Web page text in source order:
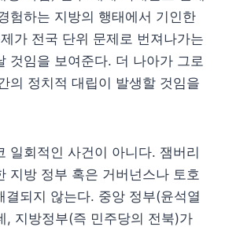
험하는 지방의 행태에서 기인한
가 전국 단위 문제로 번져나가는
것임을 보여준다. 더 나아가 그로
의 정치적 대립이 발생할 것임을
일회적인 사건이 아니다. 잼버리
지방 정부 혹은 거버넌스나 토호
결되지 않는다. 중앙 정부(윤석열
, 지방정부(즉 민주당의 전북)가